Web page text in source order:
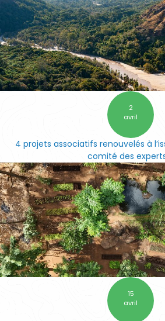
2
avril
4 projets associatifs renouvelés à
comité des
15
avril